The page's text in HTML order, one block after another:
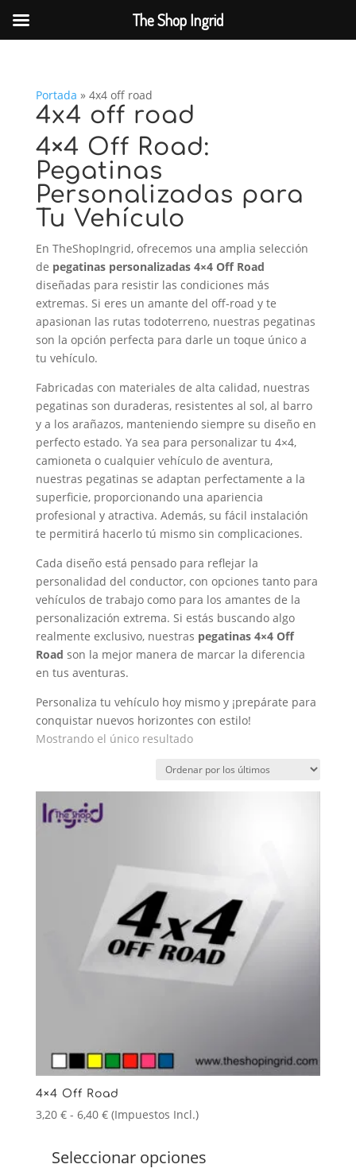
Portada » 4x4 off road
4x4 off road
4×4 Off Road:
Pegatinas
Personalizadas para
Tu Vehículo
En TheShopIngrid, ofrecemos una amplia selección
de pegatinas personalizadas 4×4 Off Road
diseñadas para resistir las condiciones más
extremas. Si eres un amante del off-road y te
apasionan las rutas todoterreno, nuestras pegatinas
son la opción perfecta para darle un toque único a
tu vehículo.
Fabricadas con materiales de alta calidad, nuestras
pegatinas son duraderas, resistentes al sol, al barro
y a los arañazos, manteniendo siempre su diseño en
perfecto estado. Ya sea para personalizar tu 4×4,
camioneta o cualquier vehículo de aventura,
nuestras pegatinas se adaptan perfectamente a la
superficie, proporcionando una apariencia
profesional y atractiva. Además, su fácil instalación
te permitirá hacerlo tú mismo sin complicaciones.
Cada diseño está pensado para reflejar la
personalidad del conductor, con opciones tanto para
vehículos de trabajo como para los amantes de la
personalización extrema. Si estás buscando algo
realmente exclusivo, nuestras pegatinas 4×4 Off
Road son la mejor manera de marcar la diferencia
en tus aventuras.
Personaliza tu vehículo hoy mismo y ¡prepárate para
conquistar nuevos horizontes con estilo!
Mostrando el único resultado
4×4 Off Road
3,20 € - 6,40 €Rango
(Impuestos Incl.)
Seleccionar opciones
The Shop Ingrid